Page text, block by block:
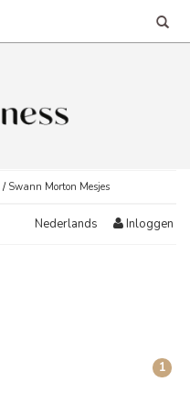
/ Swann Morton Mesjes
Nederlands Inloggen
1